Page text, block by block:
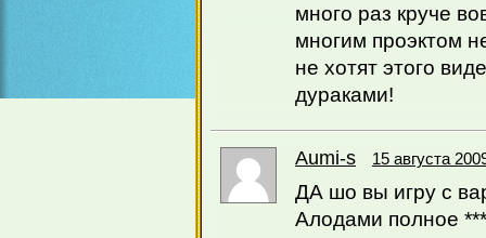
много раз круче
многим проэктом
не хотят этого
дураками!
Aumi-s 15 августа
ДА шо вы игру с
Алодами полное